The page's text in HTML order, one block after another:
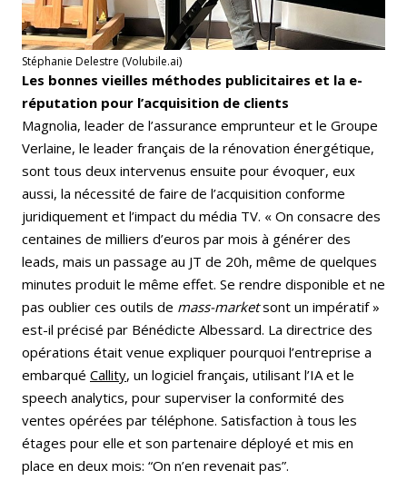
Stéphanie Delestre (Volubile.ai)
Les bonnes vieilles méthodes publicitaires et la e-
réputation pour l’acquisition de clients
Magnolia, leader de l’assurance emprunteur et le Groupe
Verlaine, le leader français de la rénovation énergétique,
sont tous deux intervenus ensuite pour évoquer, eux
aussi, la nécessité de faire de l’acquisition conforme
juridiquement et l’impact du média TV. « On consacre des
centaines de milliers d’euros par mois à générer des
leads, mais un passage au JT de 20h, même de quelques
minutes produit le même effet. Se rendre disponible et ne
pas oublier ces outils de mass-marketsont un impératif »
est-il précisé par Bénédicte Albessard. La directrice des
opérations était venue expliquer pourquoi l’entreprise a
embarqué Callity, un logiciel français, utilisant l’IA et le
speech analytics, pour superviser la conformité des
ventes opérées par téléphone. Satisfaction à tous les
étages pour elle et son partenaire déployé et mis en
place en deux mois: “On n’en revenait pas”.